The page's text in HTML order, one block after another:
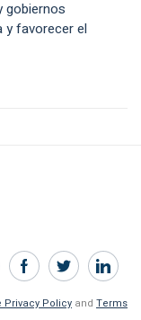
gobiernos
y favorecer el
Privacy Policy and Terms